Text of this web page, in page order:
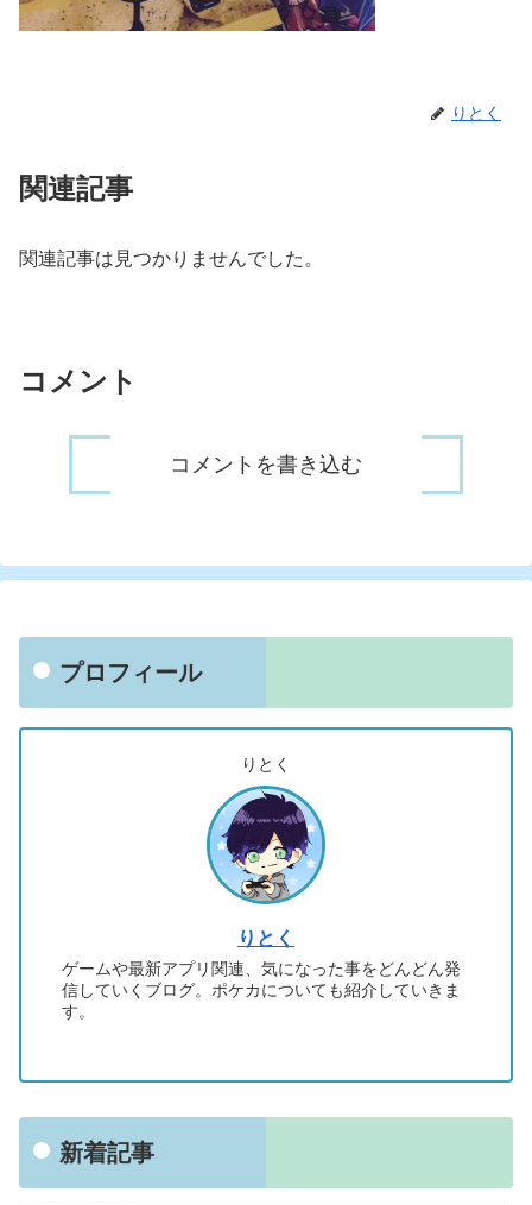
りとく
関連記事
関連記事は見つかりませんでした。
コメント
コメントを書き込む
プロフィール
りとく
りとく
ゲームや最新アプリ関連、気になった事をどんどん発
信していくブログ。ポケカについても紹介していきま
す。
新着記事